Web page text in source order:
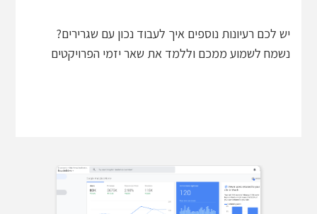
יש לכם רעיונות נוספים איך לעבוד נכון עם שגרירים?
נשמח לשמוע ממכם וללמד את שאר יזמי הפרויקטים